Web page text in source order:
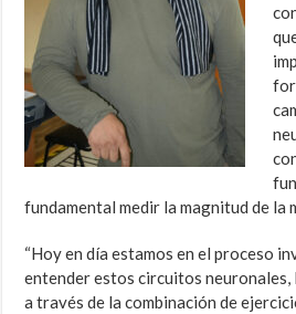
fundamental medir la magnitud de la
“Hoy en día estamos en el proceso
entender estos circuitos
a través de la combinación de